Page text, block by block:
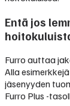
Entä jos
Furro auttaa
Alla
jäsenyyden
Furro Plus -